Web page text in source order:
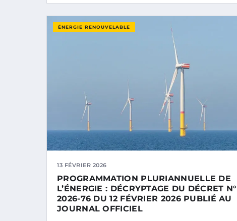
ÉNERGIE RENOUVELABLE
13 FÉVRIER 2026
PROGRAMMATION PLURIANNUELLE DE
L’ÉNERGIE : DÉCRYPTAGE DU DÉCRET N°
2026-76 DU 12 FÉVRIER 2026 PUBLIÉ AU
JOURNAL OFFICIEL